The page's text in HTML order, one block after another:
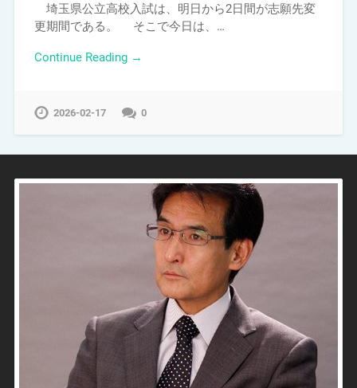
埼玉県公立高校入試は、明日から2日間が志願先変
更期間である。 そこで今日は、…
Continue Reading →
2026-02-17 0